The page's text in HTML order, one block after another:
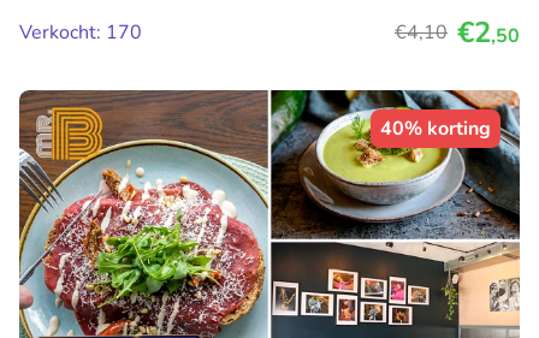
Verkocht: 170
€4,10 €2,50
40% korting